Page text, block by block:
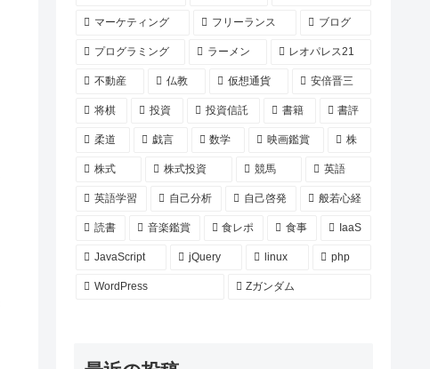
マーケティング フリーランス ブログ
プログラミング ラーメン レオパレス21
不動産 仏教 仮想通貨 安倍晋三
将棋 投資 投資信託 書籍 書評
柔道 戯言 数学 映画鑑賞 株
株式 株式投資 競馬 英語
英語学習 自己分析 自己啓発 般若心経
読書 音楽鑑賞 食レポ 食事 IaaS
JavaScript jQuery linux php
WordPress Zガンダム